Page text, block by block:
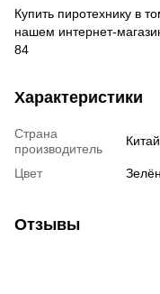
Купить пиротехнику в
нашем интернет-
84
Характеристики
Страна
производитель
Китай
Цвет
Отзывы